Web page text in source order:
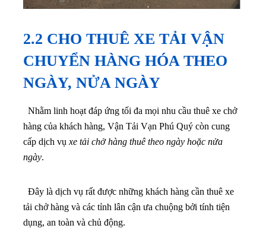
2.2 CHO THUÊ XE TẢI VẬN
CHUYỂN HÀNG HÓA THEO
NGÀY, NỬA NGÀY
Nhằm linh hoạt đáp ứng tối đa mọi nhu cầu thuê xe chở
hàng của khách hàng, Vận Tải Vạn Phú Quý còn cung
cấp dịch vụxe tải chở hàng thuê theo ngày hoặc nửa
ngày.
Đây là dịch vụ rất được những khách hàng cần thuê xe
tải chở hàng và các tỉnh lân cận ưa chuộng bởi tính tiện
dụng, an toàn và chủ động.